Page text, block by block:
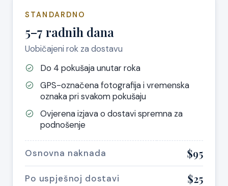
STANDARDNO
5–7 radnih dana
Uobičajeni rok za dostavu
Do 4 pokušaja unutar roka
GPS-označena fotografija i vremenska
oznaka pri svakom pokušaju
Ovjerena izjava o dostavi spremna za
podnošenje
Osnovna naknada $95
Po uspješnoj dostavi $25